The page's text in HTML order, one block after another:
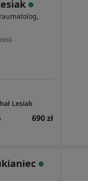
Lesiak
690 zł